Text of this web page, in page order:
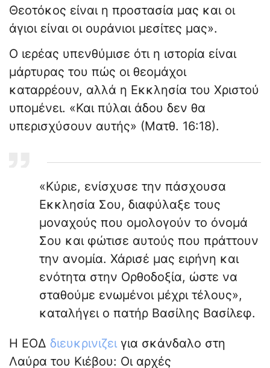
Θεοτόκος είναι η προστασία μας και οι
άγιοι είναι οι ουράνιοι μεσίτες μας».
Ο ιερέας υπενθύμισε ότι η ιστορία είναι
μάρτυρας του πώς οι θεομάχοι
καταρρέουν, αλλά η Εκκλησία του Χριστού
υπομένει. «Και πύλαι άδου δεν θα
υπερισχύσουν αυτής» (Ματθ. 16:18).
«Κύριε, ενίσχυσε την πάσχουσα
Εκκλησία Σου, διαφύλαξε τους
μοναχούς που ομολογούν το όνομά
Σου και φώτισε αυτούς που πράττουν
την ανομία. Χάρισέ μας ειρήνη και
ενότητα στην Ορθοδοξία, ώστε να
σταθούμε ενωμένοι μέχρι τέλους»,
καταλήγει ο πατήρ Βασίλης Βασίλεφ.
Η ΕΟΔ διευκρινιζει για σκάνδαλο στη
Λαύρα του Κιέβου: Οι αρχές